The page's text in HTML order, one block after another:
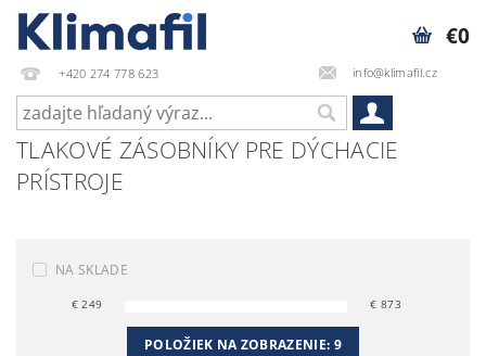
+420 274 778 623 info@klimafil.cz
€0
TLAKOVÉ ZÁSOBNÍKY PRE DÝCHACIE
PRÍSTROJE
NA SKLADE
€249 € 873
POLOŽIEK NA ZOBRAZENIE: 9